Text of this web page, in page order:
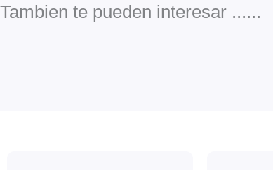
Tambien te pueden interesar ......